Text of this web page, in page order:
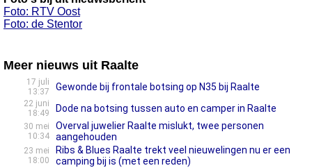
Foto: RTV Oost
Foto: de Stentor
Meer nieuws uit Raalte
17 juli
13:37
Gewonde bij frontale botsing op N35 bij Raalte
22 juni
18:49
Dode na botsing tussen auto en camper in Raalte
30 mei
10:34
Overval juwelier Raalte mislukt, twee personen
aangehouden
23 mei
18:00
Ribs & Blues Raalte trekt veel nieuwelingen nu er een
camping bij is (met een reden)